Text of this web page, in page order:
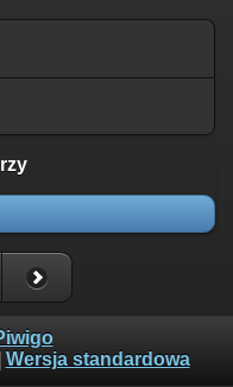
Wersja standardowa